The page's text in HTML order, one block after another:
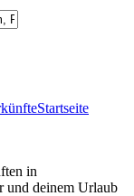
Startseite
in
und deinem Urlaub